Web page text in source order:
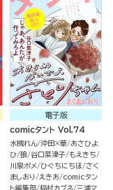
電子版
comicタント Vol.74
水槻れん 沖田×華 あさひよ
ひ 狼 谷口菜津子 もえきち
川泉ポメ ひぐちにちほ さく
ましおり
えきあ
comicタン
ト編集部 稲村カブネ 三浦マ